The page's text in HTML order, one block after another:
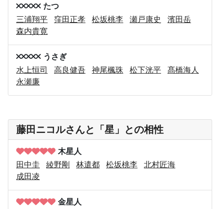
たつ
三浦翔平
窪田正孝 松坂桃李 瀬戸康史
濱田岳
森内貴寛
うさぎ
水上恒司
高良健吾 神尾楓珠 松下洸平
髙橋海人
永瀬廉
藤田ニコルさんと「星」との相性
木星人
田中圭
綾野剛 林遣都 松坂桃李
北村匠海
成田凌
金星人